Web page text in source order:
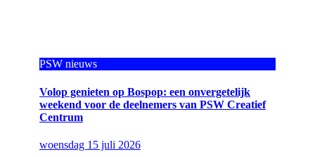
PSW nieuws
Volop genieten op Bospop: een onvergetelijk
weekend voor de deelnemers van PSW Creatief
Centrum
woensdag 15 juli 2026